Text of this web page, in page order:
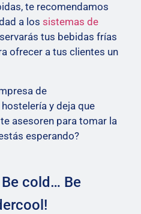
te recomendamos
a los sistemas de
tus bebidas frías
ofrecer a tus clientes un
de
y deja que
asesoren para tomar la
esperando?
cold… Be